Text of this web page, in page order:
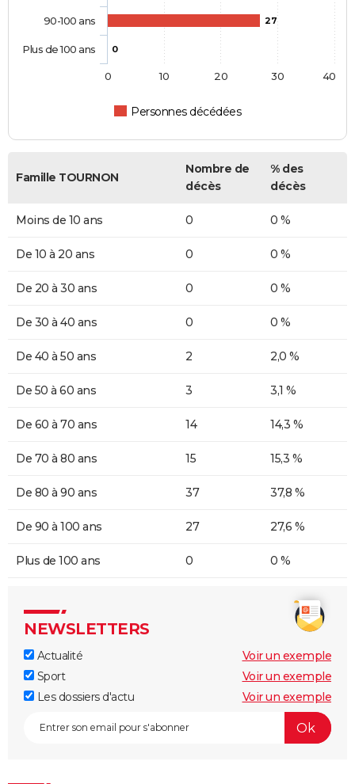
27
0
Personnes décédées
90-100 ans
Plus de 100 ans
0 10 20 30 40
Famille TOURNON
Nombre de
décès
% des
décès
Moins de 10 ans 0 0 %
De 10 à 20 ans 0 0 %
De 20 à 30 ans 0 0 %
De 30 à 40 ans 0 0 %
De 40 à 50 ans 2 2,0 %
De 50 à 60 ans 3 3,1 %
De 60 à 70 ans 14 14,3 %
De 70 à 80 ans 15 15,3 %
De 80 à 90 ans 37 37,8 %
De 90 à 100 ans 27 27,6 %
Plus de 100 ans 0 0 %
NEWSLETTERS
Actualité
Voir un exemple
Sport
Voir un exemple
Les dossiers d'actu
Voir un exemple